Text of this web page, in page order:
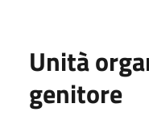
Unità
genitore